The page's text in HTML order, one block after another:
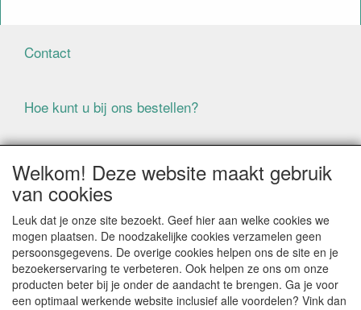
Contact
Hoe kunt u bij ons bestellen?
Voorwaarden
BIJ BESTELLINGEN ONDER DE € 125,00 EXCLUSIEF BTW
BRENGEN WIJ IN NEDERLAND € 5,87 VERZENDKOSTEN
IN REKENING (BELGIË € 9,09). VERZENDKOSTEN
WORDEN VERWIJDERD BIJ BESTELLING BOVEN DE €
125,00 EXCL. BTW
Welkom! Deze website maakt gebruik
van cookies
Leuk dat je onze site bezoekt. Geef hier aan welke cookies we
mogen plaatsen. De noodzakelijke cookies verzamelen geen
persoonsgegevens. De overige cookies helpen ons de site en je
bezoekerservaring te verbeteren. Ook helpen ze ons om onze
producten beter bij je onder de aandacht te brengen. Ga je voor
een optimaal werkende website inclusief alle voordelen? Vink dan